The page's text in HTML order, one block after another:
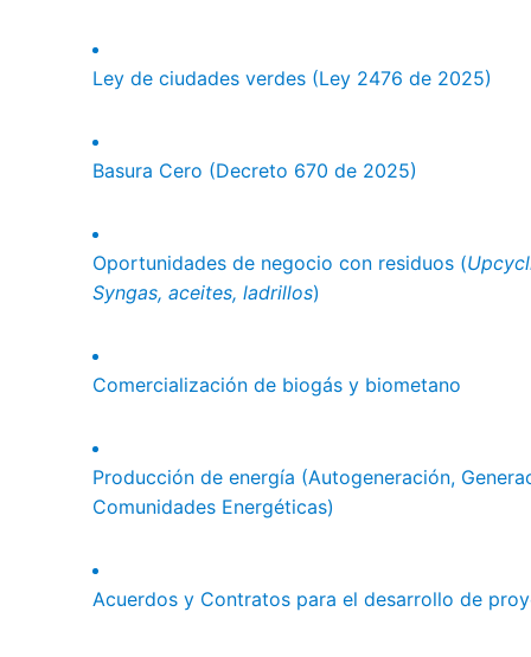
Ley de ciudades verdes (Ley 2476 de 2025)
Basura Cero (Decreto 670 de 2025)
Oportunidades de negocio con residuos (
Syngas, aceites, ladrillos)
Comercialización de biogás y biometano
Producción de energía (Autogeneración,
Comunidades Energéticas)
Acuerdos y Contratos para el desarrollo de